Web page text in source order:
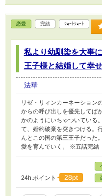
恋愛 完結 ｼｮｰﾄｼｮｰﾄ
私より幼馴染を大事
王子様と結婚して幸
法華
リゼ・リィンカーネーション
からの呼び出しを優先してば
かのようにいちゃついている
て、婚約破棄を突きつける。
んとこの国の第三王子だった
愛を育んでいく。 ※五話完結
24h.ポイント 28pt